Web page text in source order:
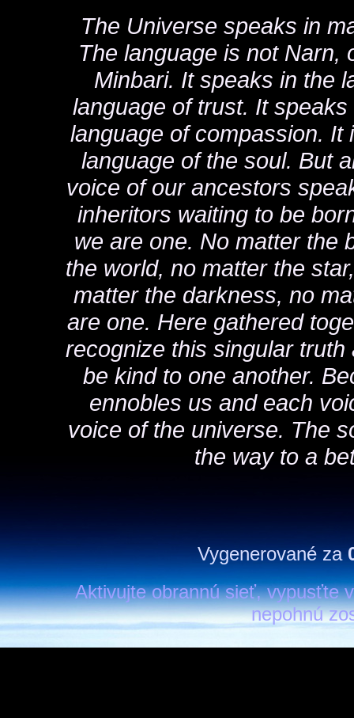
The Universe speaks in
The language is not Narn,
Minbari. It speaks in the
language of trust. It
language of compassion. It
language of the soul. But
voice of our ancestors
inheritors waiting to be
we are one. No matter the
the world, no matter the
matter the darkness, no
are one. Here gathered
recognize this singular
be kind to one another.
ennobles us and each
voice of the universe. The
the way to a
Vygenerované za
Aktivujte obrannú sieť, vypusťte
nepohnú